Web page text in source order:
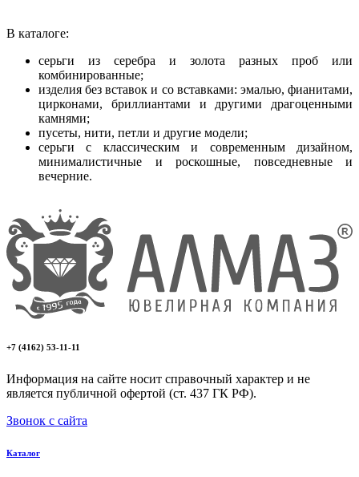
В каталоге:
серьги из серебра и золота разных проб или
комбинированные;
изделия без вставок и со вставками: эмалью, фианитами,
цирконами, бриллиантами и другими драгоценными
камнями;
пусеты, нити, петли и другие модели;
серьги с классическим и современным дизайном,
минималистичные и роскошные, повседневные и
вечерние.
+7 (4162) 53-11-11
Информация на сайте носит справочный характер и не
является публичной офертой (ст. 437 ГК РФ).
Звонок с сайта
Каталог